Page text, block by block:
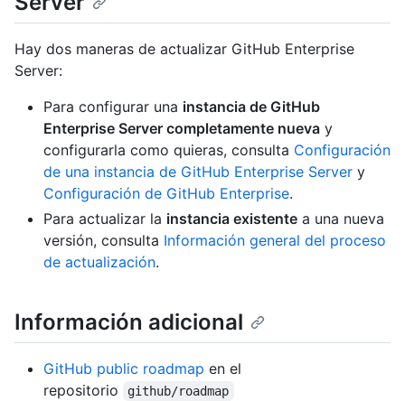
Hay dos maneras de actualizar GitHub Enterprise
Server:
Para configurar una instancia de GitHub
Enterprise Server completamente nueva y
configurarla como quieras, consulta Configuración
de una instancia de GitHub Enterprise Server y
Configuración de GitHub Enterprise.
Para actualizar la instancia existente a una nueva
versión, consulta Información general del proceso
de actualización.
Información adicional
GitHub public roadmap en el
repositorio
github/roadmap